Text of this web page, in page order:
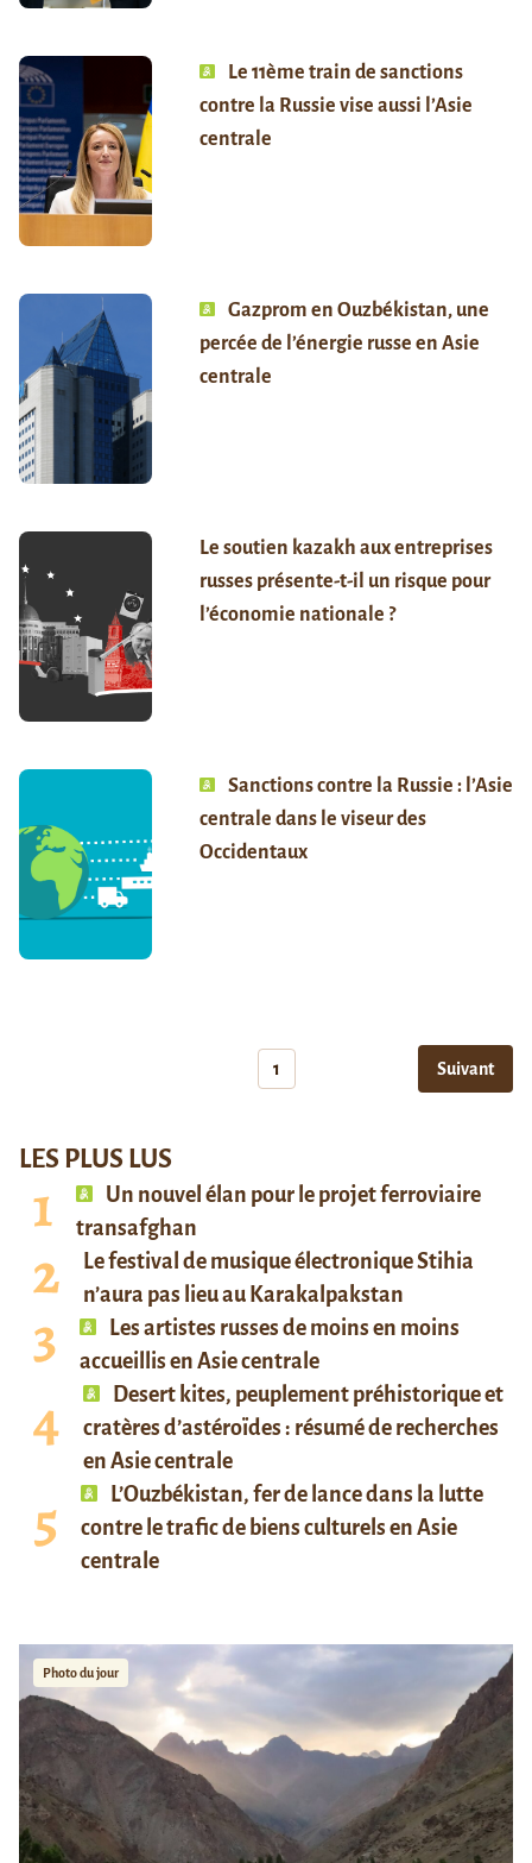
Le 11ème train de sanctions
contre la Russie vise aussi l’Asie
centrale
Gazprom en Ouzbékistan, une
percée de l’énergie russe en Asie
centrale
Le soutien kazakh aux entreprises
russes présente-t-il un risque pour
l’économie nationale ?
Sanctions contre la Russie : l’Asie
centrale dans le viseur des
Occidentaux
1 Suivant
LES PLUS LUS
Un nouvel élan pour le projet ferroviaire
transafghan
Le festival de musique électronique Stihia
n’aura pas lieu au Karakalpakstan
Les artistes russes de moins en moins
accueillis en Asie centrale
Desert kites, peuplement préhistorique et
cratères d’astéroïdes : résumé de recherches
en Asie centrale
L’Ouzbékistan, fer de lance dans la lutte
contre le trafic de biens culturels en Asie
centrale
Photo du jour